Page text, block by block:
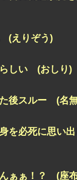
(えりぞう)
しい (おしり)
後スルー (名
を必死に思い
ぁぁ！？ (座